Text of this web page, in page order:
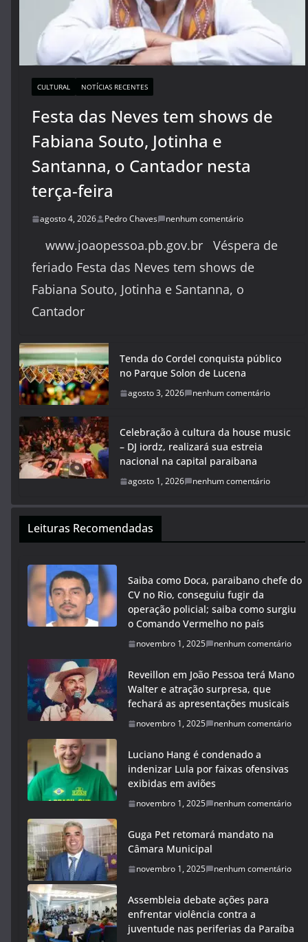
CULTURAL NOTÍCIAS RECENTES
Festa das Neves tem shows de
Fabiana Souto, Jotinha e
Santanna, o Cantador nesta
terça-feira
agosto 4, 2026 Pedro Chaves nenhum comentário
www.joaopessoa.pb.gov.br Véspera de
feriado Festa das Neves tem shows de
Fabiana Souto, Jotinha e Santanna, o
Cantador
Tenda do Cordel conquista público
no Parque Solon de Lucena
agosto 3, 2026 nenhum comentário
Celebração à cultura da house music
– DJ iordz, realizará sua estreia
nacional na capital paraibana
agosto 1, 2026 nenhum comentário
Leituras Recomendadas
Saiba como Doca, paraibano chefe do
CV no Rio, conseguiu fugir da
operação policial; saiba como surgiu
o Comando Vermelho no país
novembro 1, 2025 nenhum comentário
Reveillon em João Pessoa terá Mano
Walter e atração surpresa, que
fechará as apresentações musicais
novembro 1, 2025 nenhum comentário
Luciano Hang é condenado a
indenizar Lula por faixas ofensivas
exibidas em aviões
novembro 1, 2025 nenhum comentário
Guga Pet retomará mandato na
Câmara Municipal
novembro 1, 2025 nenhum comentário
Assembleia debate ações para
enfrentar violência contra a
juventude nas periferias da Paraíba